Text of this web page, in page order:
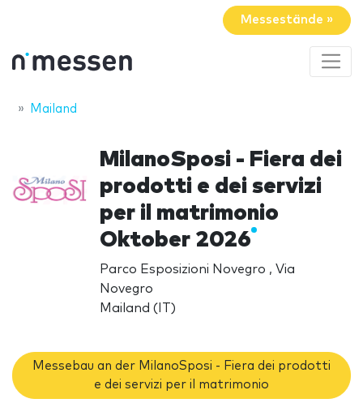
Messestände »
Mailand
MilanoSposi - Fiera dei
prodotti e dei servizi
per il matrimonio
Oktober 2026
Parco Esposizioni Novegro , Via
Novegro
Mailand (IT)
Messebau an der MilanoSposi - Fiera dei prodotti
e dei servizi per il matrimonio